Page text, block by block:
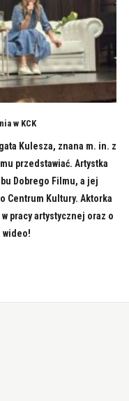
w KCK
Kulesza, znana m. in. z
przedstawiać. Artystka
Dobrego Filmu, a jej
Centrum Kultury. Aktorka
pracy artystycznej oraz o
wideo!